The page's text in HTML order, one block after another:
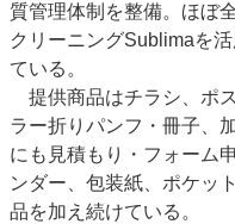
質管理体制を整備。ほぼ
クリーニングSublimaを
ている。
提供商品はチラシ、ポ
ラー折りパンフ・冊子、
にも見積もり・フォーム
ンダー、包装紙、ポケッ
品を加え続けている。